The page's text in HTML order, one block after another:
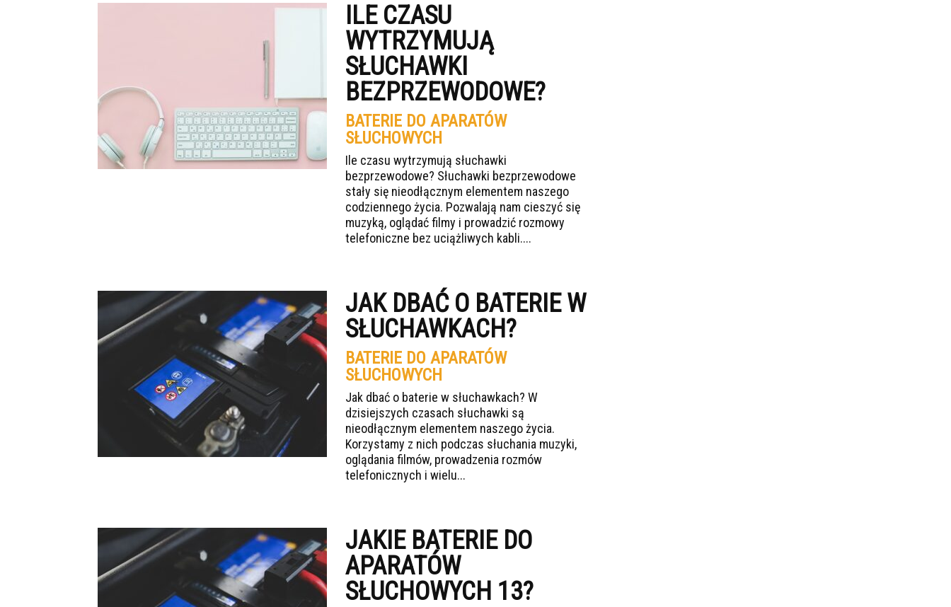
ILE CZASU
WYTRZYMUJĄ
SŁUCHAWKI
BEZPRZEWODOWE?
BATERIE DO APARATÓW
SŁUCHOWYCH
Ile czasu wytrzymują słuchawki
bezprzewodowe? Słuchawki bezprzewodowe
stały się nieodłącznym elementem naszego
codziennego życia. Pozwalają nam cieszyć się
muzyką, oglądać filmy i prowadzić rozmowy
telefoniczne bez uciążliwych kabli....
JAK DBAĆ O BATERIE W
SŁUCHAWKACH?
BATERIE DO APARATÓW
SŁUCHOWYCH
Jak dbać o baterie w słuchawkach? W
dzisiejszych czasach słuchawki są
nieodłącznym elementem naszego życia.
Korzystamy z nich podczas słuchania muzyki,
oglądania filmów, prowadzenia rozmów
telefonicznych i wielu...
JAKIE BATERIE DO
APARATÓW
SŁUCHOWYCH 13?